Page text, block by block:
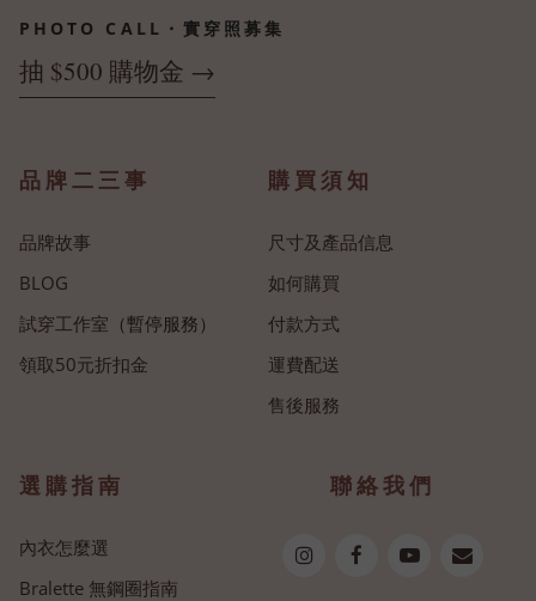
PHOTO CALL・實穿照募集
抽 $500 購物金 →
品牌二三事
品牌故事
BLOG
試穿工作室 （暫停服務）
領取50元折扣金
購買須知
尺寸及產品信息
如何購買
付款方式
運費配送
售後服務
選購指南
內衣怎麼選
Bralette 無鋼圈指南
聯絡我們